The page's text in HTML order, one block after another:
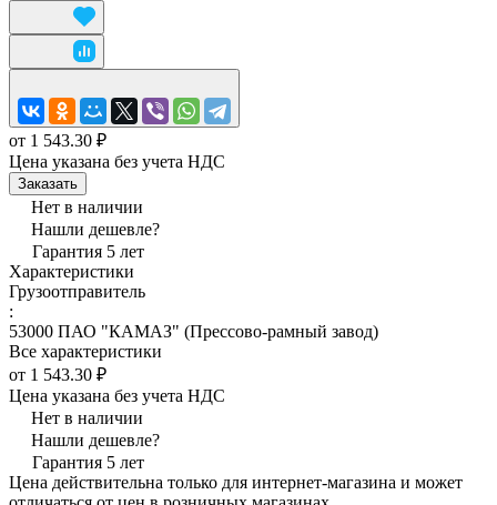
от 1 543.30 ₽
Цена указана без учета НДС
Заказать
Нет в наличии
Нашли дешевле?
Гарантия 5 лет
Характеристики
Грузоотправитель
:
53000 ПАО "КАМАЗ" (Прессово-рамный завод)
Все характеристики
от 1 543.30 ₽
Цена указана без учета НДС
Нет в наличии
Нашли дешевле?
Гарантия 5 лет
Цена действительна только для интернет-магазина и может